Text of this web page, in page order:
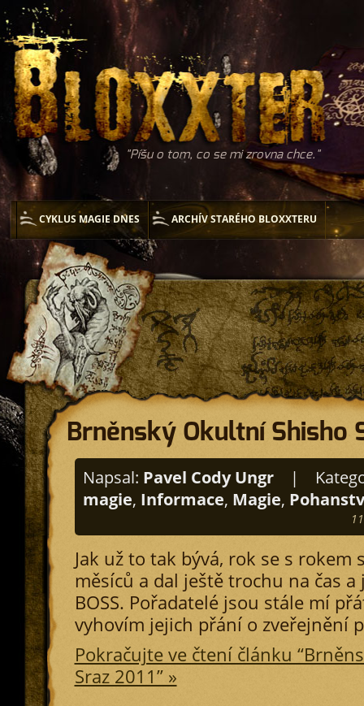
Píšu o tom, co se mi zrovna chce.
CYKLUS MAGIE DNES ARCHÍV STARÉHO BLOXXTERU
Brněnský Okultní Shisho
Napsal: Pavel Cody Ungr |
magie, Informace, Magie,
Jak už to tak bývá, rok se s rokem
měsíců a dal ještě trochu na čas
BOSS. Pořadatelé jsou stále mí
vyhovím jejich přání o zveřejnění
Pokračujte ve čtení článku
Sraz 2011” »